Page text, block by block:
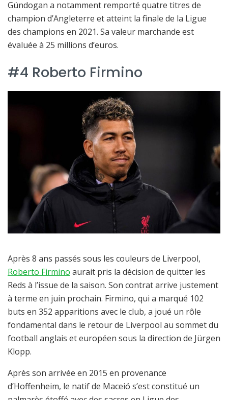
Gündogan a notamment remporté quatre titres de
champion d’Angleterre et atteint la finale de la Ligue
des champions en 2021. Sa valeur marchande est
évaluée à 25 millions d’euros.
#4 Roberto Firmino
Après 8 ans passés sous les couleurs de Liverpool,
Roberto Firmino aurait pris la décision de quitter les
Reds à l’issue de la saison. Son contrat arrive justement
à terme en juin prochain. Firmino, qui a marqué 102
buts en 352 apparitions avec le club, a joué un rôle
fondamental dans le retour de Liverpool au sommet du
football anglais et européen sous la direction de Jürgen
Klopp.
Après son arrivée en 2015 en provenance
d’Hoffenheim, le natif de Maceió s’est constitué un